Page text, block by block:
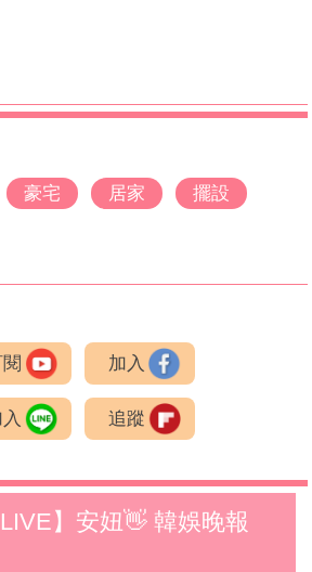
豪宅 居家 擺設
加入
追蹤
】安妞👋 韓娛晚報